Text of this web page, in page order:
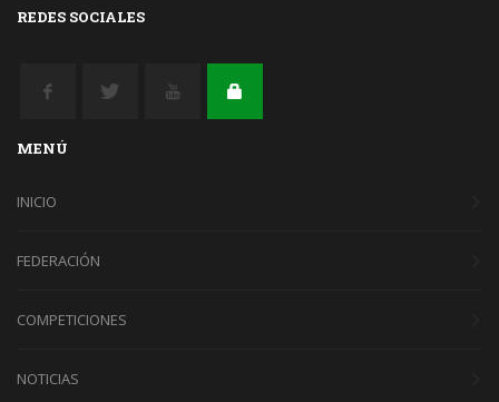
REDES SOCIALES
MENÚ
INICIO
FEDERACIÓN
COMPETICIONES
NOTICIAS